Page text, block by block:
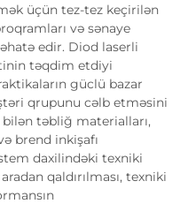
üçün tez-tez keçirilən
və sənaye
edir. Diod laserli
təqdim etdiyi
güclü bazar
qrupunu cəlb etməsini
təbliğ materialları,
brend inkişafı
daxilindəki texniki
qaldırılması, texniki